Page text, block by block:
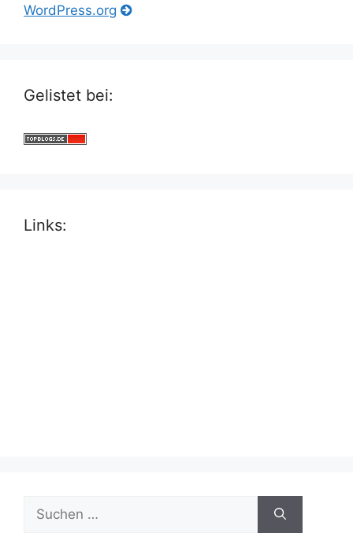
WordPress.org
Gelistet bei:
Links:
nach: